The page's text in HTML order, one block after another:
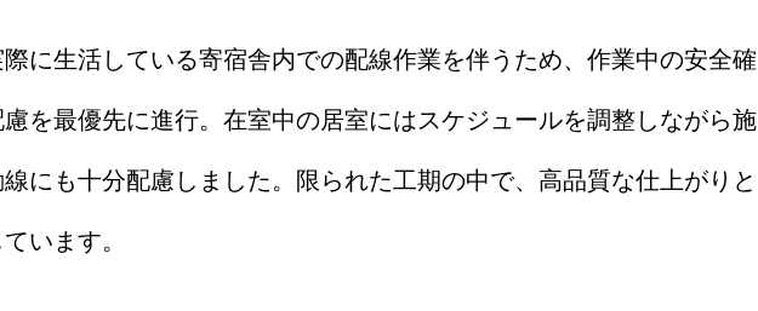
に生活している寄宿舎内での配線作業を伴うため、作業中の安全確
を最優先に進行。在室中の居室にはスケジュールを調整しながら施
にも十分配慮しました。限られた工期の中で、高品質な仕上がりと
います。